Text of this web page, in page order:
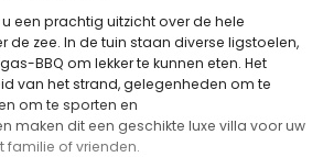
een prachtig uitzicht over de hele
de zee. In de tuin staan diverse ligstoelen,
BBQ om lekker te kunnen eten. Het
van het strand, gelegenheden om te
om te sporten en
maken dit een geschikte luxe villa voor uw
familie of vrienden.